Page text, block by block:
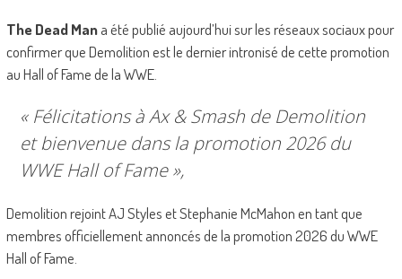
The Dead Mana été publié aujourd’hui sur les réseaux sociaux pour
confirmer que Demolition est le dernier intronisé de cette promotion
au Hall of Fame de la WWE.
« Félicitations à Ax & Smash de Demolition
et bienvenue dans la promotion 2026 du
WWE Hall of Fame »,
Demolition rejoint AJ Styles et Stephanie McMahon en tant que
membres officiellement annoncés de la promotion 2026 du WWE
Hall of Fame.